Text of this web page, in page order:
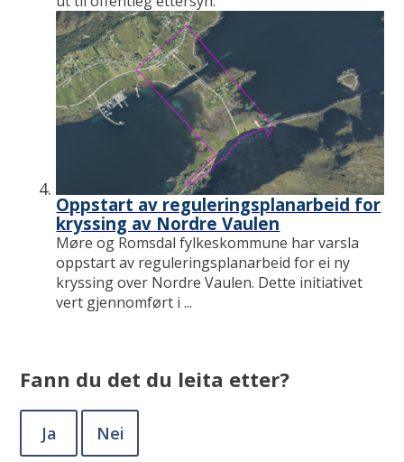
Oppstart av reguleringsplanarbeid for
kryssing av Nordre Vaulen
Møre og Romsdal fylkeskommune har varsla
oppstart av reguleringsplanarbeid for ei ny
kryssing over Nordre Vaulen. Dette initiativet
vert gjennomført i ...
Fann du det du leita etter?
Ja Nei